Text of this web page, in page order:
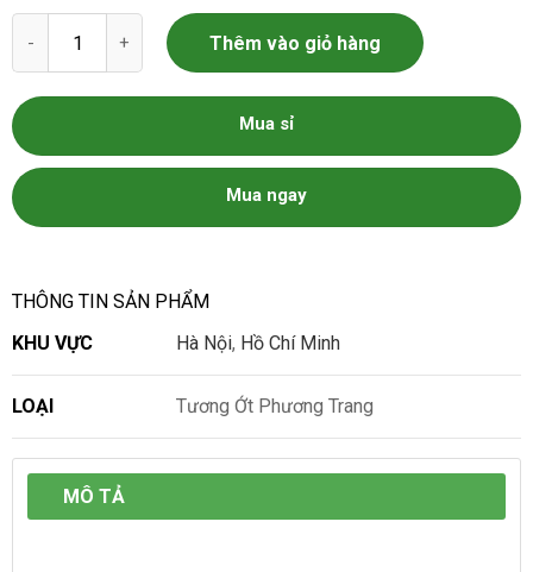
Tương Ớt Phương Trang số lượng
Thêm vào giỏ hàng
Mua sỉ
Mua ngay
THÔNG TIN SẢN PHẨM
KHU VỰC
Hà Nội, Hồ Chí Minh
LOẠI Tương Ớt Phương Trang
MÔ TẢ